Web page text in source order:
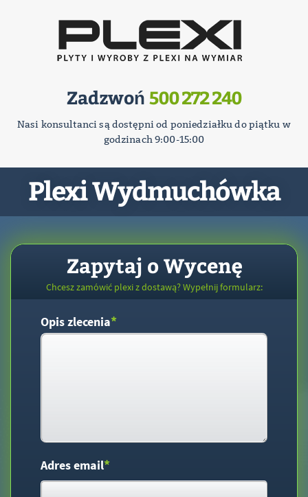
Zadzwoń 500 272 240
Nasi konsultanci są dostępni od poniedziałku do piątku w
godzinach 9:00-15:00
Plexi Wydmuchówka
Zapytaj o Wycenę
Chcesz zamówić plexi z dostawą? Wypełnij formularz:
Opis zlecenia*
Adres email*